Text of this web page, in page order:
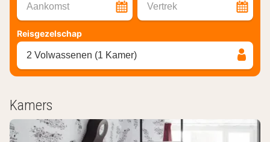
Aankomst Vertrek
Reisgezelschap
2 Volwassenen (1 Kamer)
Kamers